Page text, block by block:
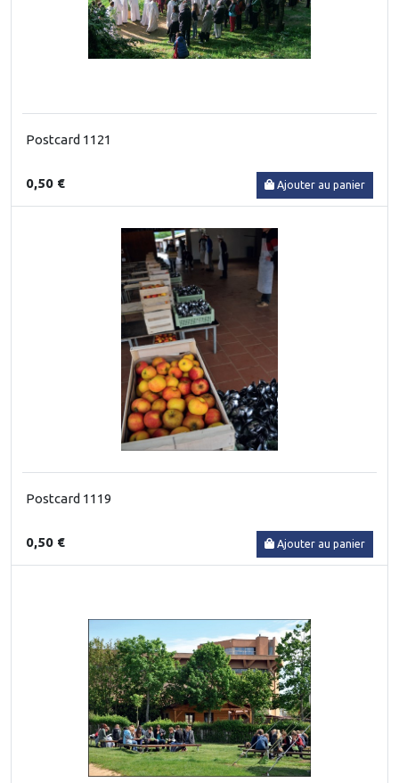
Postcard 1121
0,50 € Ajouter au panier
Postcard 1119
0,50 € Ajouter au panier